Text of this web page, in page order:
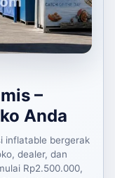
–
Anda
inflatable bergerak
dealer, dan
Rp2.500.000,